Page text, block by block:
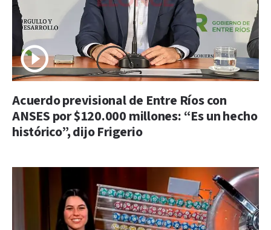
Acuerdo previsional de Entre Ríos con
ANSES por $120.000 millones: “Es un hecho
histórico”, dijo Frigerio